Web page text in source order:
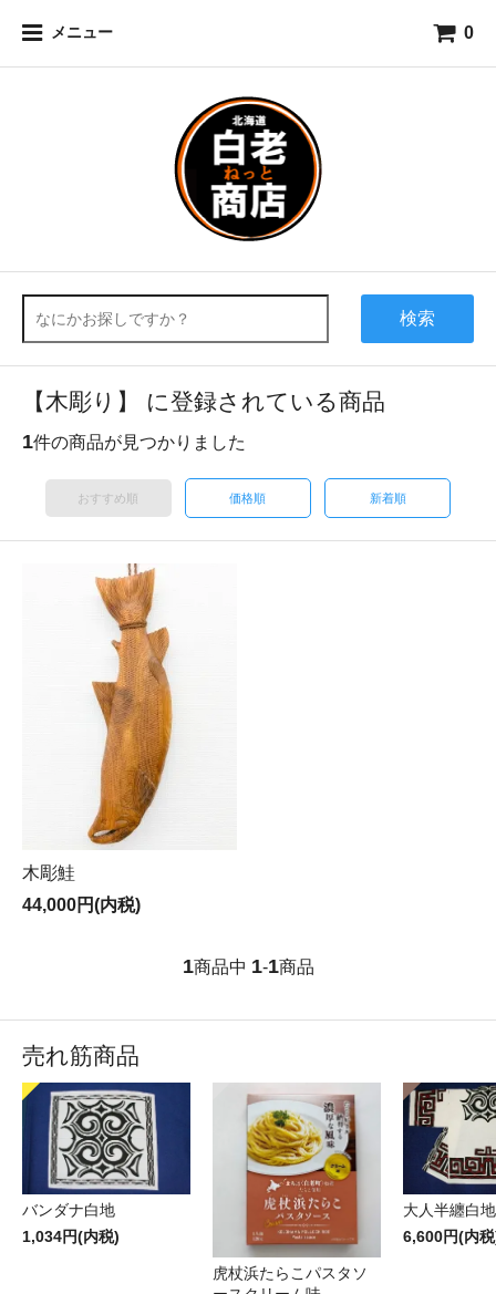
メニュー 0
検索
【木彫り】 に登録されている商品
1件の商品が見つかりました
おすすめ順 価格順 新着順
木彫鮭
44,000円(内税)
1商品中 1-1商品
売れ筋商品
バンダナ白地
1,034円(内税)
虎杖浜たらこパスタソ
大人半纏白地
6,600円(内